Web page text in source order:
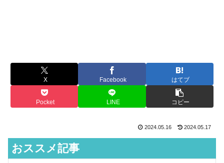
X Facebook はてブ
Pocket LINE コピー
2024.05.16 2024.05.17
おススメ記事